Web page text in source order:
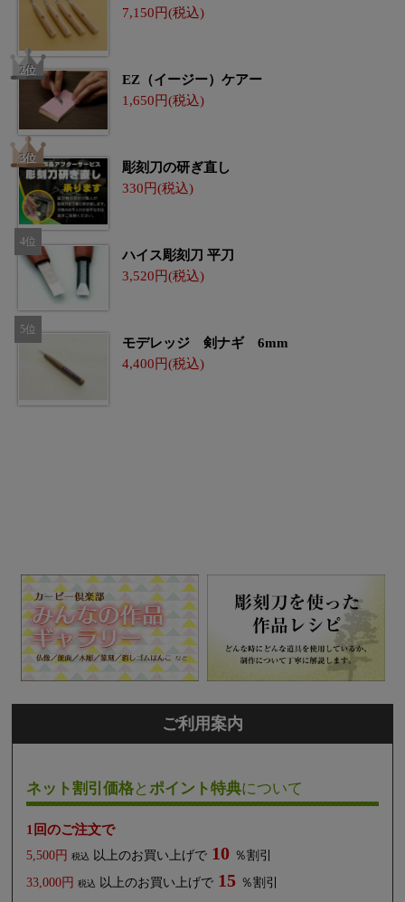
7,150
EZ（イージー）ケアー
1,650
彫刻刀の研ぎ直し
330
ハイス彫刻刀 平刀
3,520
モデレッジ 剣ナギ 6mm
4,400
ご利用案内
ネット割引価格とポイント特典について
1回のご注文で
5,500円 税込 以上のお買い上げで 10 ％割引
33,000円
税込 以上のお買い上げで 15 ％割引